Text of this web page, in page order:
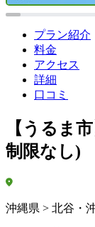
プラン紹介
料金
アクセス
詳細
口コミ
【うるま
制限なし)
沖縄県 > 北谷・